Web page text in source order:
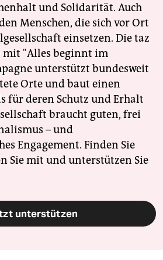
und Solidarität. Auch
Menschen, die sich vor Ort
einsetzen. Die taz
mit "Alles beginnt im
unterstützt bundesweit
Orte und baut einen
für deren Schutz und Erhalt
braucht guten, frei
– und
Engagement. Finden Sie
Sie mit und unterstützen Sie
unterstützen